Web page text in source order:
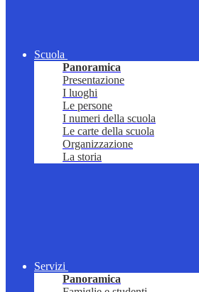
Scuola
Panoramica
Presentazione
I luoghi
Le persone
I numeri della scuola
Le carte della scuola
Organizzazione
La storia
Servizi
Panoramica